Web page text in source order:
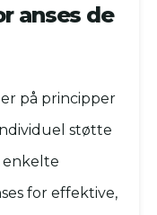
anses de
på principper
støtte
enkelte
for effektive,